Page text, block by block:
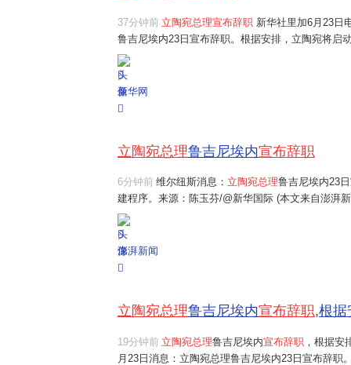
37分钟前 立陶宛总理宣布辞职 新华社里加6月23日
鲁吉尼埃内23日宣布辞职。根据安排，立陶宛将启
新华网
立陶宛总理鲁吉尼埃内宣布辞职
6分钟前 维尔纽斯消息： 立陶宛总理鲁吉尼埃内23日
建程序。来源：陈玉芬/@新华国际 (本文来自澎湃
澎湃新闻
立陶宛总理鲁吉尼埃内宣布辞职,根据
19分钟前 立陶宛总理鲁吉尼埃内宣布辞职 ，根据
月23日消息：立陶宛总理鲁吉尼埃内23日宣布辞